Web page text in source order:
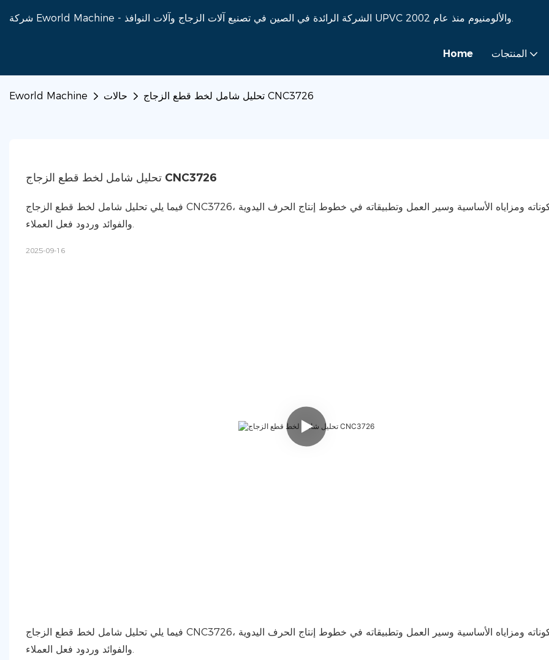
شركة Eworld Machine - الشركة الرائدة في الصين في تصنيع آلات الزجاج وآلات النوافذ UPVC والألومنيوم منذ عام 2002.
Home المنتجات
Eworld Machine حالات تحليل شامل لخط قطع الزجاج CNC3726
تحليل شامل لخط قطع الزجاج CNC3726
فيما يلي تحليل شامل لخط قطع الزجاج CNC3726، يغطي مكوناته ومزاياه الأساسية وسير العمل وتطبيقاته في خطوط إنتاج الحرف اليدوية
والفوائد وردود فعل العملاء.
2025-09-16
فيما يلي تحليل شامل لخط قطع الزجاج CNC3726، يغطي مكوناته ومزاياه الأساسية وسير العمل وتطبيقاته في خطوط إنتاج الحرف اليدوية
والفوائد وردود فعل العملاء.